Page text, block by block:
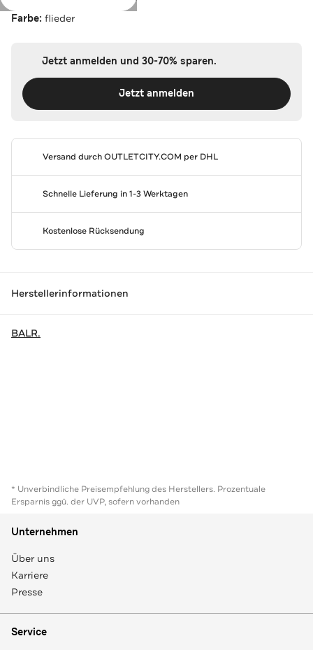
Farbe: flieder
Jetzt anmelden und 30-70% sparen.
Jetzt anmelden
Versand durchOUTLETCITY.COM per DHL
Schnelle Lieferung in 1-3 Werktagen
Kostenlose Rücksendung
Herstellerinformationen
BALR.
* Unverbindliche Preisempfehlung des Herstellers. Prozentuale
Ersparnis ggü. der UVP, sofern vorhanden
Unternehmen
Über uns
Karriere
Presse
Service